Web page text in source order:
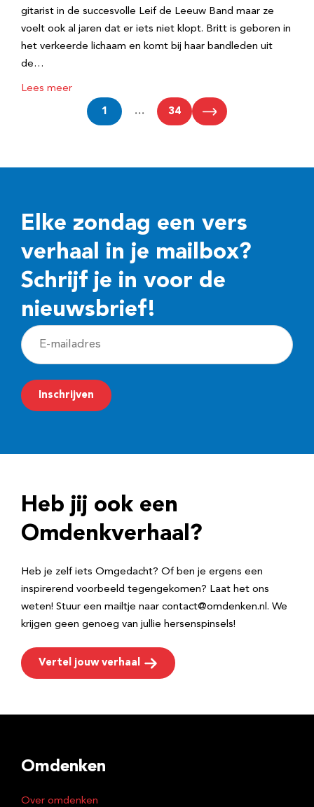
gitarist in de succesvolle Leif de Leeuw Band maar ze
voelt ook al jaren dat er iets niet klopt. Britt is geboren in
het verkeerde lichaam en komt bij haar bandleden uit
de…
Lees meer
1 … 34
Elke zondag een vers
verhaal in je mailbox?
Schrijf je in voor de
nieuwsbrief!
E
-
m
a
r
e
Inschrijven
Heb jij ook een
Omdenkverhaal?
Heb je zelf iets Omgedacht? Of ben je ergens een
inspirerend voorbeeld tegengekomen? Laat het ons
weten! Stuur een mailtje naar contact@omdenken.nl. We
krijgen geen genoeg van jullie hersenspinsels!
Vertel jouw verhaal
Omdenken
Over omdenken